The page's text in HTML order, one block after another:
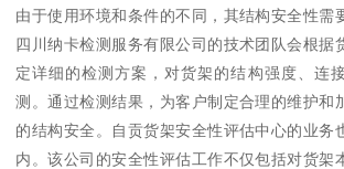
由于使用环境和条件的不同，其结构安全性需
四川纳卡检测服务有限公司的技术团队会根据
定详细的检测方案，对货架的结构强度、连
测。通过检测结果，为客户制定合理的维护和
的结构安全。自贡货架安全性评估中心的业务
内。该公司的安全性评估工作不仅包括对货架